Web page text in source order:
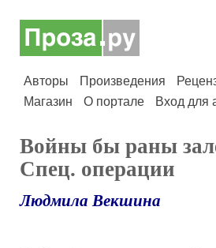
Авторы Произведения
Магазин
О портале Вход для
Войны бы раны
Спец. операции
Людмила Векшина